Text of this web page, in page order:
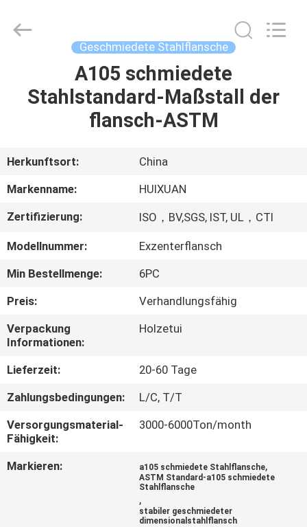
PRODUKTE
VIDEOS
UNS
FABRIK-
AUSFLUG
QUALITÄTSKONTROLLE
PRIVACY
POLICY
ENERGY
EQUIPMENT
Geschmiedete Stahlflansche
A105 schmiedete
Stahlstandard-Maßstall der
flansch-ASTM
Herkunftsort:
China
Markenname:
HUIXUAN
Zertifizierung:
ISO，BV,SGS, IST, UL，CTI
Modellnummer:
Exzenterflansch
Min Bestellmenge:
6PC
Preis:
Verhandlungsfähig
Verpackung
Informationen:
Holzetui
Lieferzeit:
20-60 Tage
Zahlungsbedingungen:
L/C, T/T
Versorgungsmaterial-
Fähigkeit:
3000-6000Ton/month
Markieren: a105 schmiedete Stahlflansche,
ASTM Standard-a105 schmiedete
Stahlflansche
,
stabiler geschmiedeter
dimensionalstahlflansch